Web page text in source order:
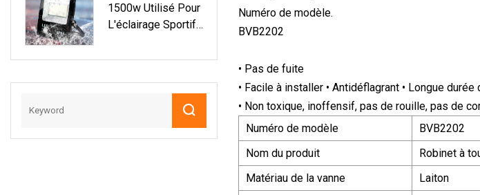
1500w Utilisé Pour
L'éclairage Sportif
Terrain A Mené La
Numéro de modèle.
BVB2202
• Pas de fuite
• Facile à installer • Antidéflagrant • Longue
• Non toxique, inoffensif, pas de rouille, pas de
Numéro de modèle
BVB2202
Nom du produit
Robinet à
Matériau de la vanne
Laiton